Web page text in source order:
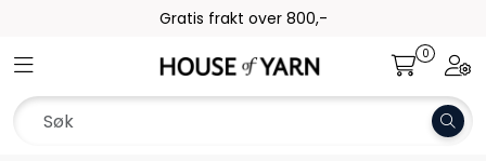
Skip to main contentGratis frakt over 800,-
Toggle navigation 0